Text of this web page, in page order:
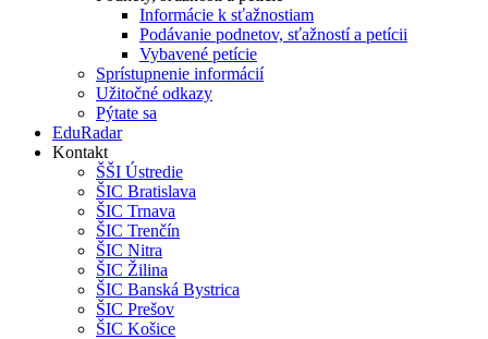
Informácie k sťažnostiam
Podávanie podnetov, sťažností a petícii
Vybavené petície
Sprístupnenie informácií
Užitočné odkazy
Pýtate sa
EduRadar
Kontakt
ŠŠI Ústredie
ŠIC Bratislava
ŠIC Trnava
ŠIC Trenčín
ŠIC Nitra
ŠIC Žilina
ŠIC Banská Bystrica
ŠIC Prešov
ŠIC Košice